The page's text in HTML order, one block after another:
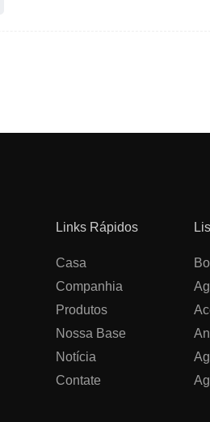
Links Rápidos
Casa
Companhia
Produtos
Nossa Base
Notícia
Contate